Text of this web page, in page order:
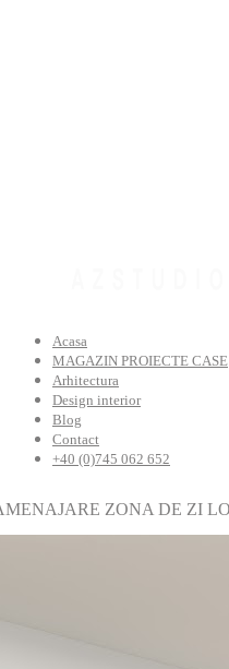
Acasa
MAGAZIN PROIECTE CASE
Arhitectura
Design interior
Blog
Contact
+40 (0)745 062 652
ZONA DE ZI